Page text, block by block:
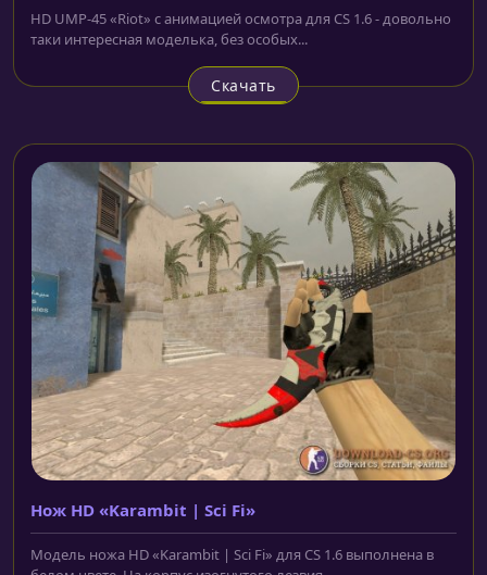
HD UMP-45 «Riot» с анимацией осмотра для CS 1.6 - довольно
таки интересная моделька, без особых...
Скачать
Нож HD «Karambit | Sci Fi»
Модель ножа HD «Karambit | Sci Fi» для CS 1.6 выполнена в